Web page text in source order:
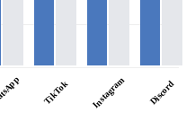
TikTok Instagram Discord